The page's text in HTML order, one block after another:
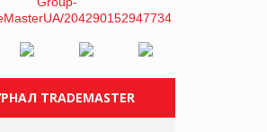
TRADEMASTER